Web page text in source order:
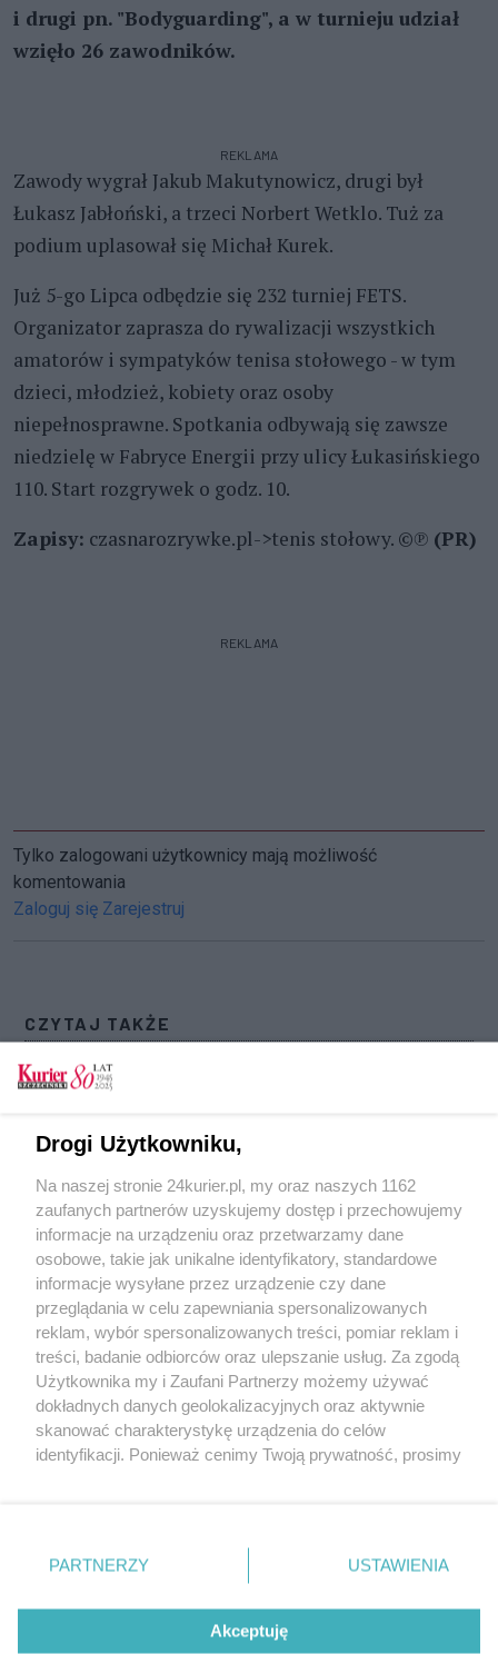
i drugi pn. "Bodyguarding", a w turnieju udział
wzięło 26 zawodników.
REKLAMA
Zawody wygrał Jakub Makutynowicz, drugi był
Łukasz Jabłoński, a trzeci Norbert Wetklo. Tuż za
podium uplasował się Michał Kurek.
Już 5-go Lipca odbędzie się 232 turniej FETS.
Organizator zaprasza do rywalizacji wszystkich
amatorów i sympatyków tenisa stołowego - w tym
dzieci, młodzież, kobiety oraz osoby
niepełnosprawne. Spotkania odbywają się zawsze
niedzielę w Fabryce Energii przy ulicy Łukasińskiego
110. Start rozgrywek o godz. 10.
Zapisy: czasnarozrywke.pl->tenis stołowy. ©℗ (PR)
REKLAMA
Tylko zalogowani użytkownicy mają możliwość
komentowania
Zaloguj się Zarejestruj
CZYTAJ TAKŻE
Tenis stołowy. Mistrzostwa Polski Policji w
Stargardzie [GALERIA]
Tenis stołowy. Wojewódzkie mistrzostwa
weteranów [GALERIA]
Tenis stołowy. Mecze barażowe w niższych
ligach
POGODA
16℃
Zobacz prognozę na 3 dni
Copyright © 2022 Kurier Szczeciński sp. z o.o.
Wszelkie prawa zastrzeżone
Nota wydawnicza
Nota prawna
Drogi Użytkowniku,
Na naszej stronie 24kurier.pl, my oraz naszych 1162
zaufanych partnerów uzyskujemy dostęp i przechowujemy
informacje na urządzeniu oraz przetwarzamy dane
osobowe, takie jak unikalne identyfikatory, standardowe
informacje wysyłane przez urządzenie czy dane
przeglądania w celu zapewniania spersonalizowanych
reklam, wybór spersonalizowanych treści, pomiar reklam i
treści, badanie odbiorców oraz ulepszanie usług. Za zgodą
Użytkownika my i Zaufani Partnerzy możemy używać
dokładnych danych geolokalizacyjnych oraz aktywnie
skanować charakterystykę urządzenia do celów
identyfikacji. Ponieważ cenimy Twoją prywatność, prosimy
prywatności znajdujący się w lewym dolnym rogu strony
. Niektóre rodzaje przetwarzania danych nie wymagają
takiemu przetwarzaniu. Preferencje będą miały
zastosowania tylko na tej witrynie.
PARTNERZY USTAWIENIA
Akceptuję